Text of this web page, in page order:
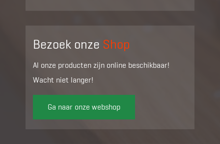
Bezoek onze Shop
Al onze producten zijn online beschikbaar!
Wacht niet langer!
Ga naar onze webshop